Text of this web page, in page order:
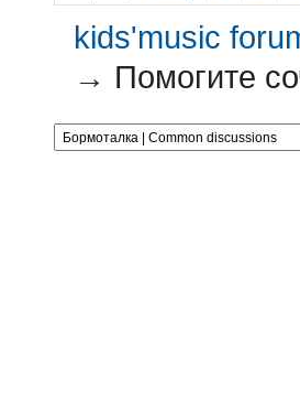
kids'music
→ Помогите